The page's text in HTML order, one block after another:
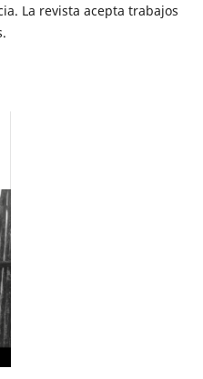
La revista acepta trabajos